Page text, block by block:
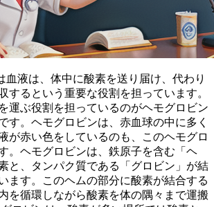
血液は、体中に酸素を送り届け、代わり
するという重要な役割を担っています。
運ぶ役割を担っているのがヘモグロビン
す。ヘモグロビンは、赤血球の中に多く
が赤い色をしているのも、このヘモグロ
。 ヘモグロビンは、鉄原子を含む「ヘ
と、タンパク質である「グロビン」が結
ます。
このヘムの部分に酸素が結合する
を循環しながら酸素を体の隅々まで運搬